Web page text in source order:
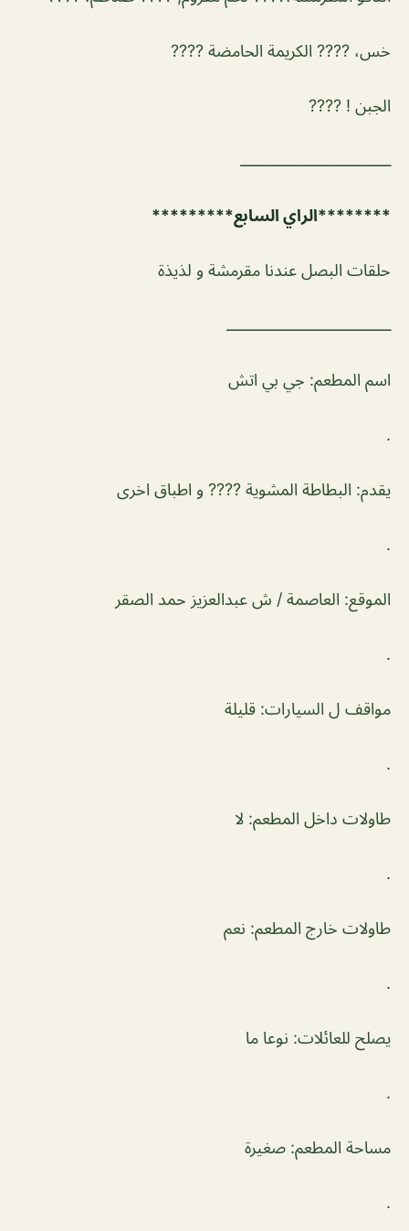
خس، ???? الكريمة الحامضة ????
الجبن ! ????
ـــــــــــــــــــــــــــــــــ
********الراي السابع*********
حلقات البصل عندنا مقرمشة و لذيذة
ــــــــــــــــــــــــــــــــــــ
اسم المطعم: جي بي اتش
.
يقدم: البطاطة المشوية ???? و اطباق اخرى
.
الموقع: العاصمة / ش عبدالعزيز حمد الصقر
.
مواقف ل السيارات: قليلة
.
طاولات داخل المطعم: لا
.
طاولات خارج المطعم: نعم
.
يصلح للعائلات: نوعا ما
.
مساحة المطعم: صغيرة
.